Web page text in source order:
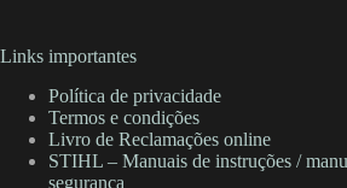
Links importantes
Política de privacidade
Termos e condições
Livro de Reclamações online
STIHL – Manuais de instruções /
segurança